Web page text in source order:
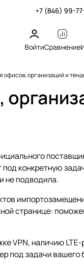
+7 (846) 99-
ВойтиСравнение
организаций и
конкретную
не подводила.
странице:
VPN, наличию
под задачи вашего